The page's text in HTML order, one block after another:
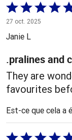
Coté
5 sur
5
27 oct. 2025
Janie L
.pralines and
They are
favourites
Est-ce que cela a
Coté